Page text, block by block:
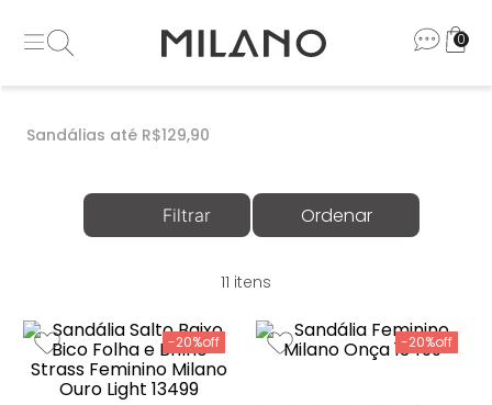
0
Sandálias até R$129,90
11
-20% -20%